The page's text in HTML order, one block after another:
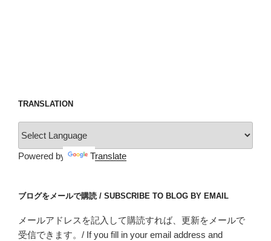
TRANSLATION
Powered by Translate
ブログをメールで購読 / SUBSCRIBE TO BLOG BY EMAIL
メールアドレスを記入して購読すれば、更新をメールで
受信できます。/ If you fill in your email address and